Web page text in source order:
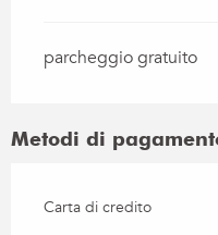
parcheggio gratuito
Metodi di
Carta di credito